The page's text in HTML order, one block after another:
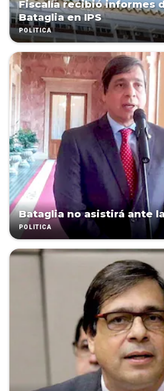
Fiscalía recibió informes
Bataglia en IPS
POLÍTICA
Bataglia no asistirá ante
POLÍTICA